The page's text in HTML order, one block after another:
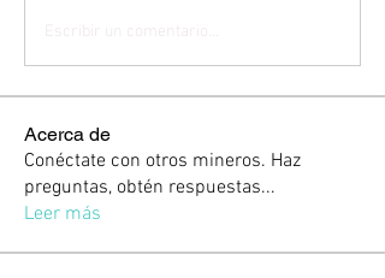
Escribir un comentario...
Acerca de
Conéctate con otros mineros. Haz
preguntas, obtén respuestas...
Leer más